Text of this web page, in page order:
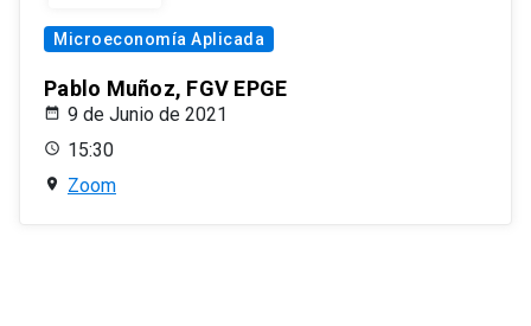
Microeconomía Aplicada
Pablo Muñoz, FGV EPGE
9 de Junio de 2021
15:30
Zoom